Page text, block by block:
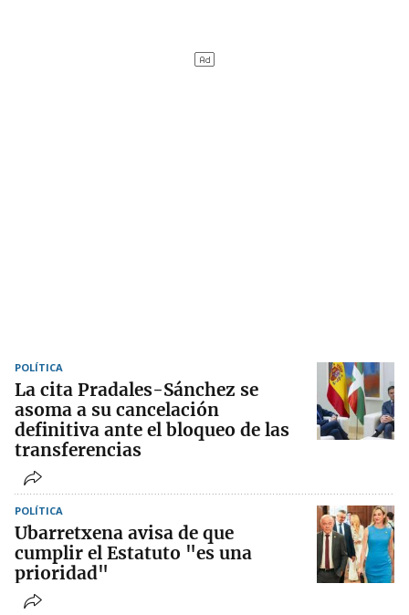
POLÍTICA
La cita Pradales-Sánchez se
asoma a su cancelación
definitiva ante el bloqueo de las
transferencias
POLÍTICA
Ubarretxena avisa de que
cumplir el Estatuto "es una
prioridad"